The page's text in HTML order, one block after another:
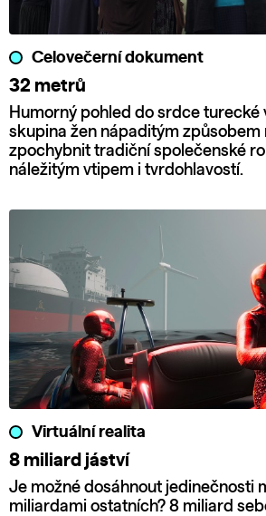
Celovečerní dokument
32 metrů
Humorný pohled do srdce turecké
skupina žen nápaditým způsobem
zpochybnit tradiční společenské
náležitým vtipem i tvrdohlavostí.
Virtuální realita
8 miliard jáství
Je možné dosáhnout jedinečnosti
miliardami ostatních? 8 miliard